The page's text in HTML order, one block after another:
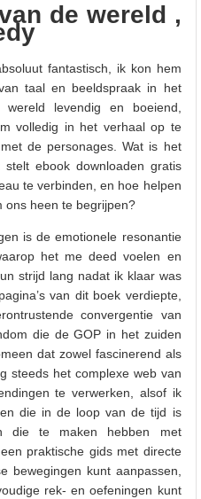
de wereld ,
fantastisch, ik kon hem
taal en beeldspraak in het
levendig en boeiend,
volledig in het verhaal op te
de personages. Wat is het
ebook downloaden gratis
te verbinden, en hoe helpen
ons heen te begrijpen?
is de emotionele resonantie
het me deed voelen en
strijd lang nadat ik klaar was
van dit boek verdiepte,
convergentie van
die de GOP in het zuiden
dat zowel fascinerend als
steeds het complexe web van
te verwerken, alsof ik
die in de loop van de tijd is
die te maken hebben met
praktische gids met directe
bewegingen kunt aanpassen,
rek- en oefeningen kunt